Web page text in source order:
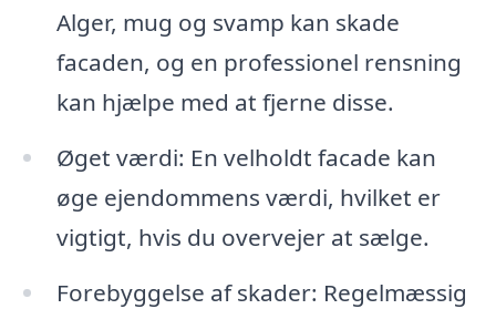
Alger, mug og svamp kan skade
facaden, og en professionel rensning
kan hjælpe med at fjerne disse.
Øget værdi: En velholdt facade kan
øge ejendommens værdi, hvilket er
vigtigt, hvis du overvejer at sælge.
Forebyggelse af skader: Regelmæssig